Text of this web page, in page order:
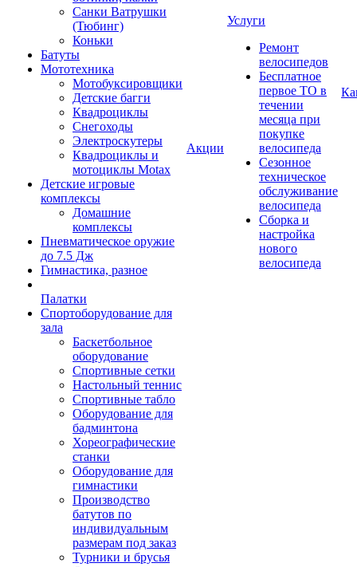
Санки Ватрушки
(Тюбинг)
Коньки
Батуты
Мототехника
Мотобуксировщики
Детские багги
Квадроциклы
Снегоходы
Электроскутеры
Квадроциклы и
мотоциклы Motax
Детские игровые
комплексы
Домашние
комплексы
Пневматическое оружие
до 7.5 Дж
Гимнастика, разное
Палатки
Спортоборудование для
зала
Баскетбольное
оборудование
Спортивные сетки
Настольный теннис
Спортивные табло
Оборудование для
бадминтона
Хореографические
станки
Оборудование для
гимнастики
Производство
батутов по
индивидуальным
размерам под заказ
Турники и брусья
Акции
Услуги
Ремонт
велосипедов
Бесплатное
первое ТО в
течении
месяца при
покупке
велосипеда
Сезонное
техническое
обслуживание
велосипеда
Сборка и
настройка
нового
велосипеда